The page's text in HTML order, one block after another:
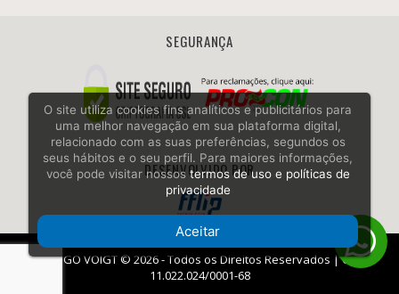
SEGURANÇA
DESENVOLVIDO POR
RODRIGO VOIGT © 2026 - Todos os Direitos Reservados | CNPJ:
11.022.024/0001-68
O site utiliza cookies fins analíticos e publicitários para
uma melhor navegação em sua plataforma digital,
relacionado com as suas preferências, segundos os
seus hábitos e o seu perfil. Para maiores informações,
você pode visitar nossostermos de uso e políticas de
privacidade
Aceitar